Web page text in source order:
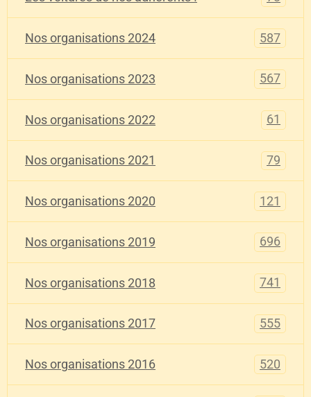
Nos organisations 2024 587
Nos organisations 2023 567
Nos organisations 2022 61
Nos organisations 2021 79
Nos organisations 2020 121
Nos organisations 2019 696
Nos organisations 2018 741
Nos organisations 2017 555
Nos organisations 2016 520